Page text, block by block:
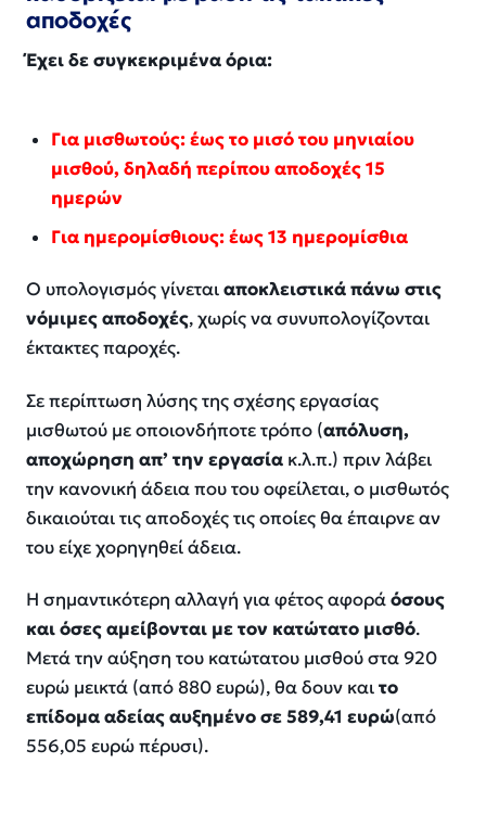
αποδοχές
Έχει δε συγκεκριμένα όρια:
Για μισθωτούς: έως το μισό του μηνιαίου
μισθού, δηλαδή περίπου αποδοχές 15
ημερών
Για ημερομίσθιους: έως 13 ημερομίσθια
Ο υπολογισμός γίνεταιαποκλειστικά πάνω στις
νόμιμες αποδοχές, χωρίς να συνυπολογίζονται
έκτακτες παροχές.
Σε περίπτωση λύσης της σχέσης εργασίας
μισθωτού με οποιονδήποτε τρόπο (απόλυση,
αποχώρηση απ’ την εργασία κ.λ.π.) πριν λάβει
την κανονική άδεια που του οφείλεται, ο μισθωτός
δικαιούται τις αποδοχές τις οποίες θα έπαιρνε αν
του είχε χορηγηθεί άδεια.
Η σημαντικότερη αλλαγή για φέτος αφοράόσους
και όσες αμείβονται με τον κατώτατο μισθό.
Μετά την αύξηση του κατώτατου μισθού στα 920
ευρώ μεικτά (από 880 ευρώ), θα δουν καιτο
επίδομα αδείας αυξημένο σε 589,41 ευρώ(από
556,05 ευρώ πέρυσι).